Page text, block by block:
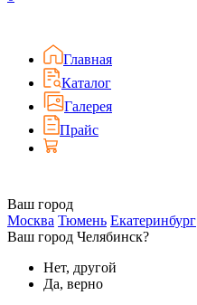
Главная
Каталог
Галерея
Прайс
Ваш город
Москва Тюмень Екатеринбург
Ваш город Челябинск?
Нет, другой
Да, верно